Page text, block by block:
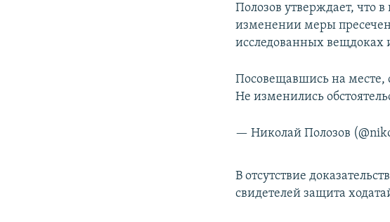
Полозов утверждает, что
изменении меры
исследованных вещдоках
Посовещавшись на месте,
Не изменились
— Николай Полозов
В отсутствие
свидетелей защита